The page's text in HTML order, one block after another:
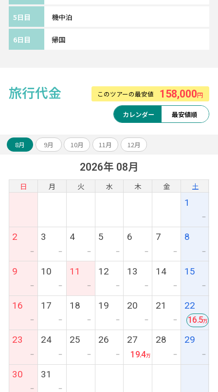
5日目 機中泊
6日目 帰国
旅行代金 このツアーの最安値 158,000円
カレンダー 最安値順
8月 9月 10月 11月 12月
2026年 08月
日 月 火 水 木 金 土
1
ー
2
ー
3
ー
4
ー
5
ー
6
ー
7
ー
8
ー
9
ー
10
ー
11
ー
12
ー
13
ー
14
ー
15
ー
16
ー
17
ー
18
ー
19
ー
20
ー
21
ー
22
16.5
23
ー
24
ー
25
ー
26
ー
27
19.4
28
ー
29
ー
30
ー
31
ー